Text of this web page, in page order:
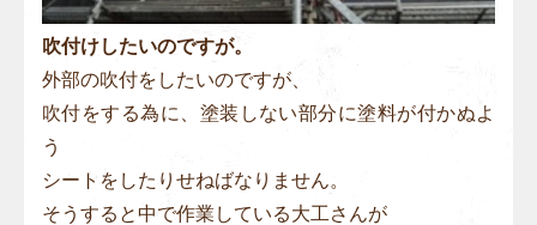
吹付けしたいのですが。
外部の吹付をしたいのですが、
吹付をする為に、塗装しない部分に塗料が付かぬよ
う
シートをしたりせねばなりません。
そうすると中で作業している大工さんが